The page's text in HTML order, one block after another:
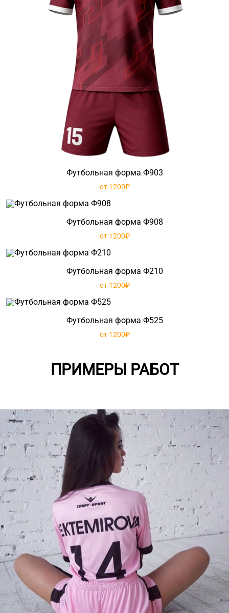
Футбольная форма Ф903
от 1200₽
Футбольная форма Ф908
от 1200₽
Футбольная форма Ф210
от 1200₽
Футбольная форма Ф525
от 1200₽
ПРИМЕРЫ РАБОТ